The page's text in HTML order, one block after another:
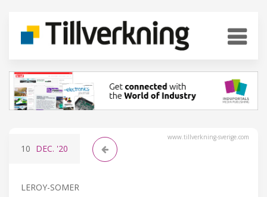
www.tillverkning-sverige.com
10 DEC. '20
LEROY-SOMER